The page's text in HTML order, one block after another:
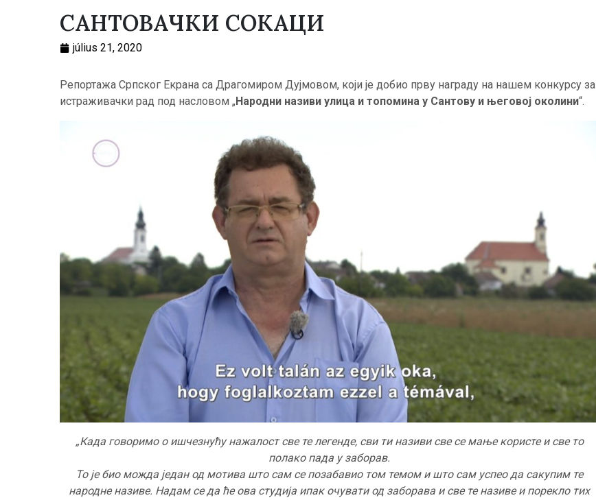
САНТОВАЧКИ СОКАЦИ
július 21, 2020
Репортажа Српског Екрана са Драгомиром Дујмовом, који је добио прву награду на нашем конкурсу за
истраживачки рад под насловом „Народни називи улица и топомина у Сантову и његовој околини“.
„Када говоримо о ишчезнућу нажалост све те легенде, сви ти називи све се мање користе и све то
полако пада у заборав.
То је био можда један од мотива што сам се позабавио том темом и што сам успео да сакупим те
народне називе. Надам се да ће ова студија ипак очувати од заборава и све те називе и порекло тих